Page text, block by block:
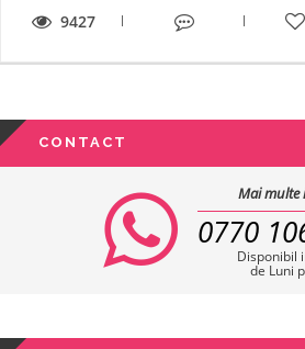
9427
CONTACT
Mai multe
0770
Disponibil
de Luni